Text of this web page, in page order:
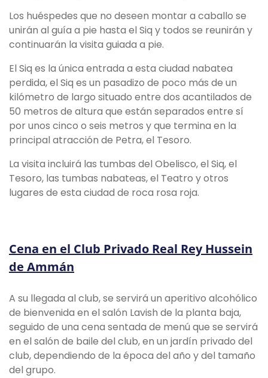
Los huéspedes que no deseen montar a caballo se
unirán al guía a pie hasta el Siq y todos se reunirán y
continuarán la visita guiada a pie.
El Siq es la única entrada a esta ciudad nabatea
perdida, el Siq es un pasadizo de poco más de un
kilómetro de largo situado entre dos acantilados de
50 metros de altura que están separados entre sí
por unos cinco o seis metros y que termina en la
principal atracción de Petra, el Tesoro.
La visita incluirá las tumbas del Obelisco, el Siq, el
Tesoro, las tumbas nabateas, el Teatro y otros
lugares de esta ciudad de roca rosa roja.
Cena en el Club Privado Real Rey Hussein
de Ammán
A su llegada al club, se servirá un aperitivo alcohólico
de bienvenida en el salón Lavish de la planta baja,
seguido de una cena sentada de menú que se servirá
en el salón de baile del club, en un jardín privado del
club, dependiendo de la época del año y del tamaño
del grupo.